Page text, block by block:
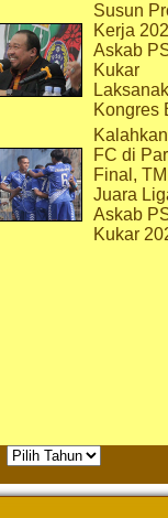
Susun
Kerja
Askab
Kukar
Kongres
FC di
Final,
Juara
Askab
Kukar